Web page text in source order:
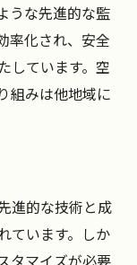
うな先進的な監
率化され、安全
しています。空
組みは他地域に
進的な技術と成
ています。しか
タマイズが必要